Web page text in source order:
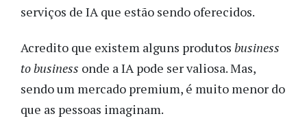
serviços de IA que estão sendo oferecidos.
Acredito que existem alguns produtos business
to business onde a IA pode ser valiosa. Mas,
sendo um mercado premium, é muito menor do
que as pessoas imaginam.